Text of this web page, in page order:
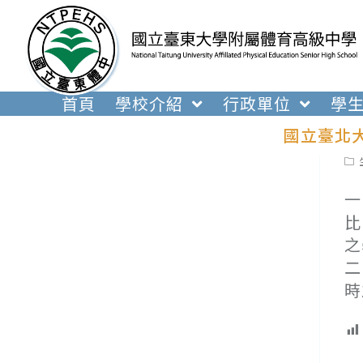
內
首頁 學校介紹 行政單位 學
國立臺北